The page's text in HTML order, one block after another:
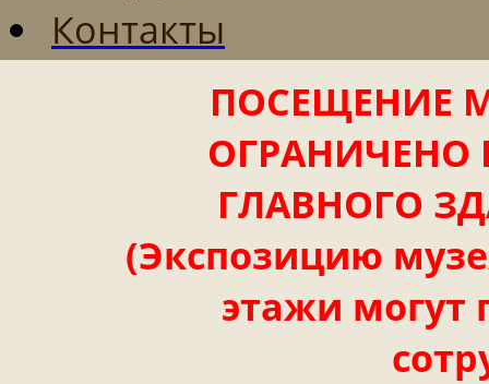
Контакты
ПОСЕЩЕНИЕ
ОГРАНИЧЕНО
ГЛАВНОГО
(Экспозицию
этажи могут